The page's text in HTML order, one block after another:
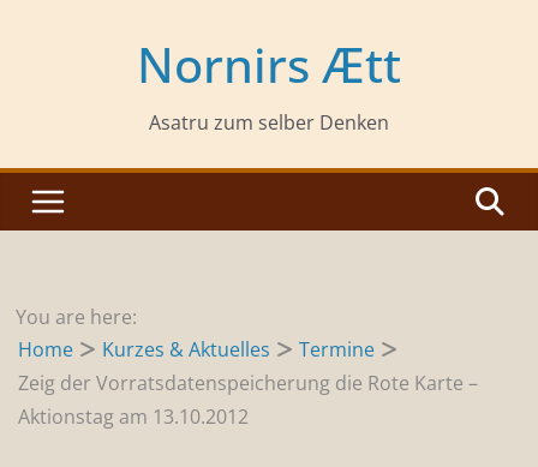
Nornirs Ætt
Asatru zum selber Denken
You are here:
Home
Kurzes & Aktuelles
Termine
Zeig der Vorratsdatenspeicherung die Rote Karte –
Aktionstag am 13.10.2012